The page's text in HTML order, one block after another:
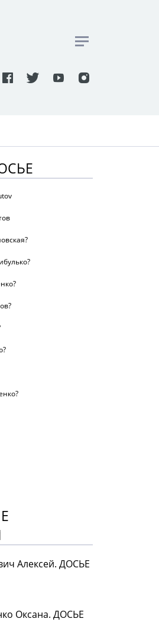
Алексей. ДОСЬЕ
Оксана. ДОСЬЕ